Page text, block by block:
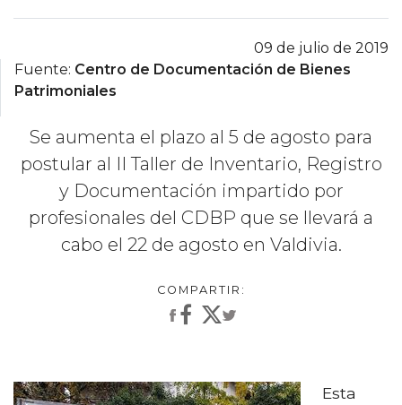
09 de julio de 2019
Fuente: Centro de Documentación de Bienes
Patrimoniales
Se aumenta el plazo al 5 de agosto para
postular al II Taller de Inventario, Registro
y Documentación impartido por
profesionales del CDBP que se llevará a
cabo el 22 de agosto en Valdivia.
Esta